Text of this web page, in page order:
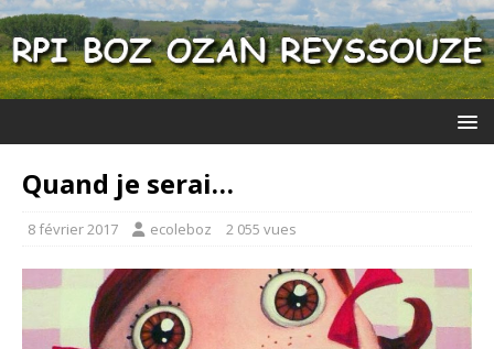
Quand je serai…
8 février 2017 ecoleboz 2 055 vues